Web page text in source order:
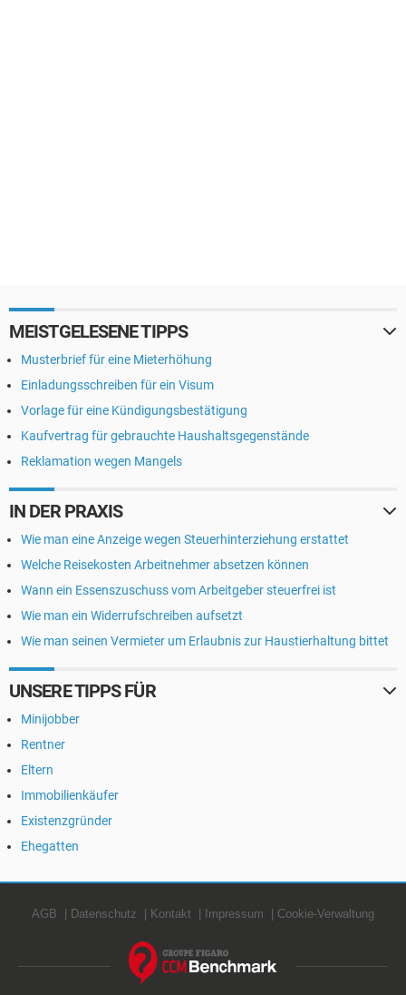
MEISTGELESENE TIPPS
Musterbrief für eine Mieterhöhung
Einladungsschreiben für ein Visum
Vorlage für eine Kündigungsbestätigung
Kaufvertrag für gebrauchte Haushaltsgegenstände
Reklamation wegen Mangels
IN DER PRAXIS
Wie man eine Anzeige wegen Steuerhinterziehung erstattet
Welche Reisekosten Arbeitnehmer absetzen können
Wann ein Essenszuschuss vom Arbeitgeber steuerfrei ist
Wie man ein Widerrufschreiben aufsetzt
Wie man seinen Vermieter um Erlaubnis zur Haustierhaltung bittet
UNSERE TIPPS FÜR
Minijobber
Rentner
Eltern
Immobilienkäufer
Existenzgründer
Ehegatten
AGB Datenschutz Kontakt Impressum Cookie-Verwaltung